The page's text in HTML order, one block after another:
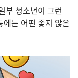
부 청소년이 그런
에는 어떤 좋지 않은